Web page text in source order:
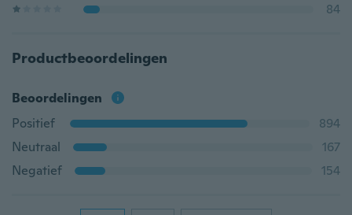
84
Productbeoordelingen
Beoordelingen
Positief
894
Neutraal
167
Negatief
154